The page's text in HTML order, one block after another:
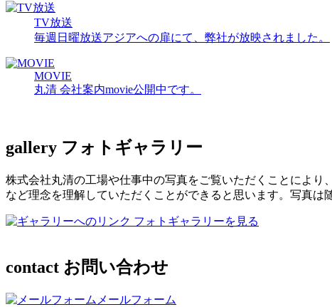
TV放送
毎週日曜放送アジアへの扉にて、弊社が放映されました。
MOVIE
丸清 会社案内movie公開中です。
gallery フォトギャラリー
株式会社丸清の工場や仕事中の写真をご覧いただくことにより
など理念を理解していただくことができると思います。写真は
フォトギャラリーを見る
contact お問い合わせ
メールフォーム